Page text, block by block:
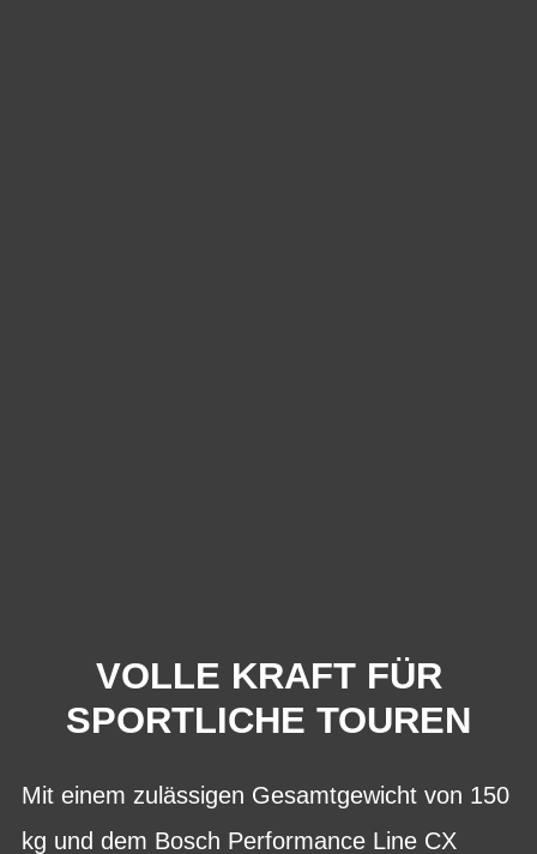
VOLLE KRAFT FÜR
SPORTLICHE TOUREN
Mit einem zulässigen Gesamtgewicht von 150
kg und dem Bosch Performance Line CX